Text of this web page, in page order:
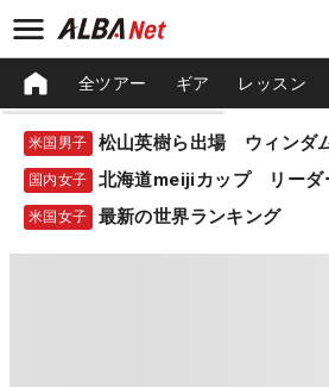
全ツアー ギア レッスン
米国男子
国内女子 北海道meijiカップ リーダ
米国女子 最新の世界ランキング